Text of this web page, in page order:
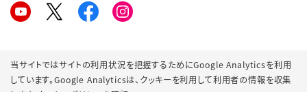
当サイトではサイトの利用状況を把握するためにGoogle Analyticsを利用
しています。Google Analyticsは、 クッキーを利用して利用者の情報を収集
プライバシーポリシー
サイトポリシー
SNSポリシー
クッキーポリシー